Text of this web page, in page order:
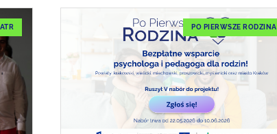
PO PIERWSZE RODZINA